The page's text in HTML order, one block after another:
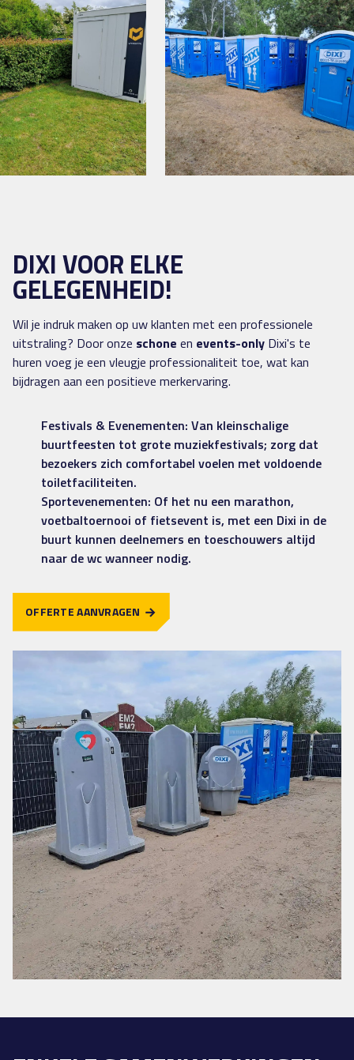
DIXI VOOR ELKE
GELEGENHEID!
Wil je indruk maken op uw klanten met een professionele
uitstraling? Door onze schone en events-only Dixi's te
huren voeg je een vleugje professionaliteit toe, wat kan
bijdragen aan een positieve merkervaring.
Festivals & Evenementen: Van kleinschalige
buurtfeesten tot grote muziekfestivals; zorg dat
bezoekers zich comfortabel voelen met voldoende
toiletfaciliteiten.
Sportevenementen: Of het nu een marathon,
voetbaltoernooi of fietsevent is, met een Dixi in de
buurt kunnen deelnemers en toeschouwers altijd
naar de wc wanneer nodig.
OFFERTE AANVRAGEN